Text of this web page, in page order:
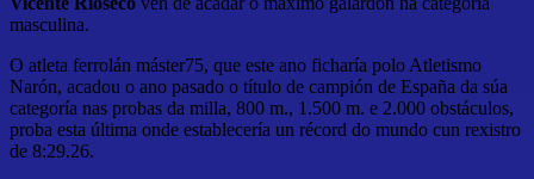
masculina.
O atleta ferrolán máster75, que este ano ficharía polo Atletismo
Narón, acadou o ano pasado o título de campión de España da súa
categoría nas probas da milla, 800 m., 1.500 m. e 2.000 obstáculos,
proba esta última onde establecería un récord do mundo cun rexistro
de 8:29.26.